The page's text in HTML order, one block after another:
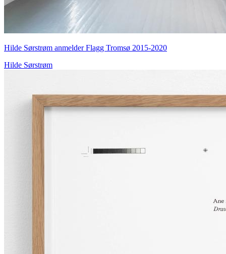
Hilde Sørstrøm anmelder Flagg Tromsø 2015-2020
Hilde Sørstrøm